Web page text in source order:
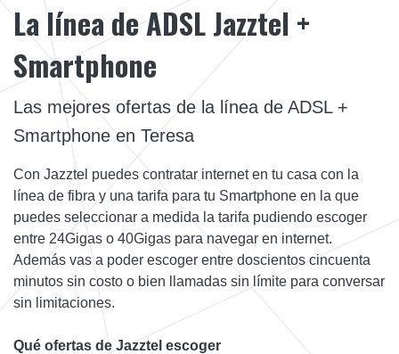
La línea de ADSL Jazztel +
Smartphone
Las mejores ofertas de la línea de ADSL +
Smartphone en Teresa
Con Jazztel puedes contratar internet en tu casa con la
línea de fibra y una tarifa para tu Smartphone en la que
puedes seleccionar a medida la tarifa pudiendo escoger
entre 24Gigas o 40Gigas para navegar en internet.
Además vas a poder escoger entre doscientos cincuenta
minutos sin costo o bien llamadas sin límite para conversar
sin limitaciones.
Qué ofertas de Jazztel escoger